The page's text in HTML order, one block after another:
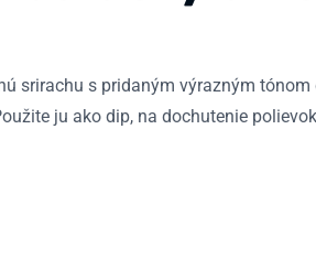
srirachu s pridaným výrazným tónom
ju ako dip, na dochutenie